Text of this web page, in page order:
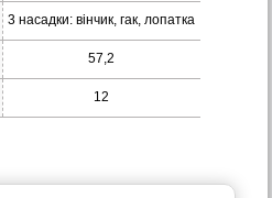
3 насадки: вінчик, гак, лопатка
57,2
12